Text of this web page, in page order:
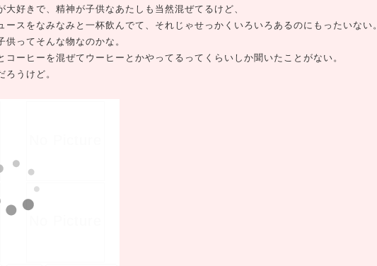
大好きで、精神が子供なあたしも当然混ぜてるけど、
ースをなみなみと一杯飲んでて、それじゃせっかくいろいろあるのにもったいない。
供ってそんな物なのかな。
コーヒーを混ぜてウーヒーとかやってるってくらいしか聞いたことがない。
うけど。